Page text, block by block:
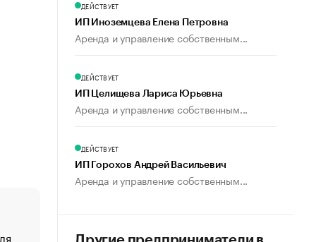
«От спорта тело стареет иначе». Как живет глава
ДЕЙСТВУЕТ
ИП Иноземцева Елена Петровна
Аренда и управление собственным...
ДЕЙСТВУЕТ
ИП Целищева Лариса Юрьевна
Аренда и управление собственным...
ДЕЙСТВУЕТ
ИП Горохов Андрей Васильевич
Аренда и управление собственным...